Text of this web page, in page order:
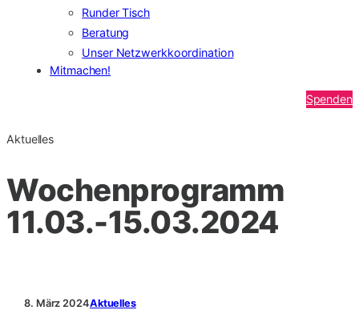
Runder Tisch
Beratung
Unser Netzwerkkoordination
Mitmachen!
Spenden
Aktuelles
Wochenprogramm
11.03.-15.03.2024
8. März 2024Aktuelles